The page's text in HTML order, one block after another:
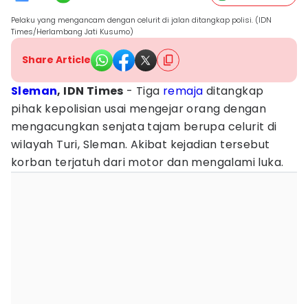
Pelaku yang mengancam dengan celurit di jalan ditangkap polisi. (IDN
Times/Herlambang Jati Kusumo)
Share Article
Sleman, IDN Times - Tiga remaja ditangkap
pihak kepolisian usai mengejar orang dengan
mengacungkan senjata tajam berupa celurit di
wilayah Turi, Sleman. Akibat kejadian tersebut
korban terjatuh dari motor dan mengalami luka.